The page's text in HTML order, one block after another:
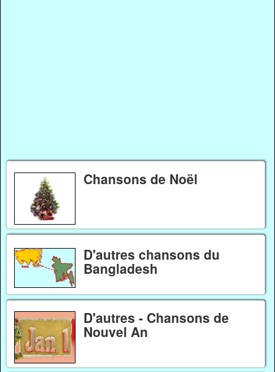
Chansons de Noël
D'autres chansons du
Bangladesh
D'autres - Chansons de
Nouvel An